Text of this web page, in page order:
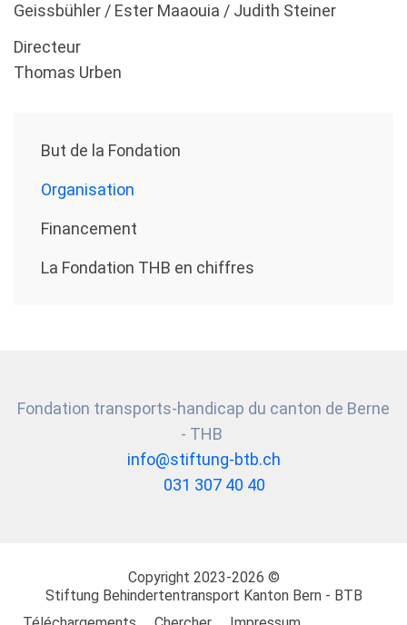
Geissbühler / Ester Maaouia / Judith Steiner
Directeur
Thomas Urben
But de la Fondation
Organisation
Financement
La Fondation THB en chiffres
Fondation transports-handicap du canton de Berne
- THB
info@stiftung-btb.ch
031 307 40 40
Copyright 2023-2026 ©
Stiftung Behindertentransport Kanton Bern - BTB